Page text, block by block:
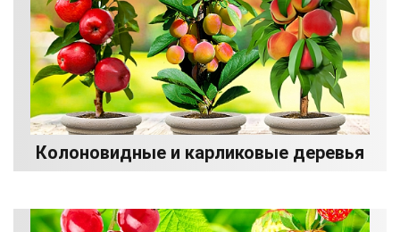
Колоновидные и карликовые деревья